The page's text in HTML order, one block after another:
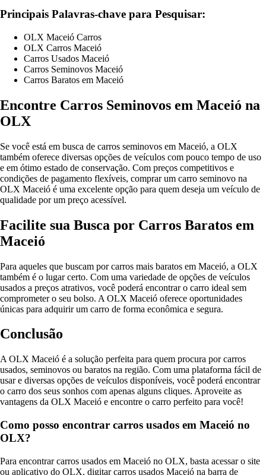
Principais Palavras-chave para Pesquisar:
OLX Maceió Carros
OLX Carros Maceió
Carros Usados Maceió
Carros Seminovos Maceió
Carros Baratos em Maceió
Encontre Carros Seminovos em Maceió na
OLX
Se você está em busca de carros seminovos em Maceió, a OLX
também oferece diversas opções de veículos com pouco tempo de uso
e em ótimo estado de conservação. Com preços competitivos e
condições de pagamento flexíveis, comprar um carro seminovo na
OLX Maceió é uma excelente opção para quem deseja um veículo de
qualidade por um preço acessível.
Facilite sua Busca por Carros Baratos em
Maceió
Para aqueles que buscam por carros mais baratos em Maceió, a OLX
também é o lugar certo. Com uma variedade de opções de veículos
usados a preços atrativos, você poderá encontrar o carro ideal sem
comprometer o seu bolso. A OLX Maceió oferece oportunidades
únicas para adquirir um carro de forma econômica e segura.
Conclusão
A OLX Maceió é a solução perfeita para quem procura por carros
usados, seminovos ou baratos na região. Com uma plataforma fácil de
usar e diversas opções de veículos disponíveis, você poderá encontrar
o carro dos seus sonhos com apenas alguns cliques. Aproveite as
vantagens da OLX Maceió e encontre o carro perfeito para você!
Como posso encontrar carros usados em Maceió no
OLX?
Para encontrar carros usados em Maceió no OLX, basta acessar o site
ou aplicativo do OLX, digitar carros usados Maceió na barra de